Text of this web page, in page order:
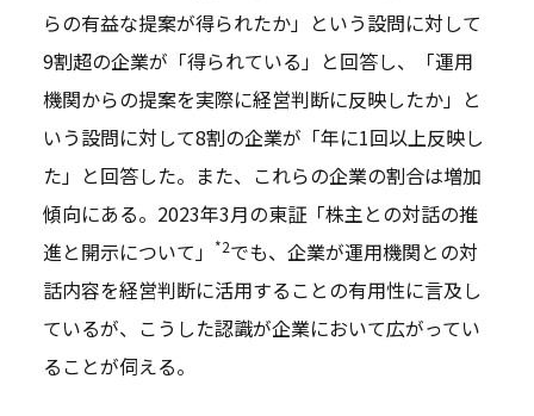
らの有益な提案が得られたか」という設問に対して
9割超の企業が「得られている」と回答し、「運用
機関からの提案を実際に経営判断に反映したか」と
いう設問に対して8割の企業が「年に1回以上反映し
た」と回答した。また、これらの企業の割合は増加
傾向にある。2023年3月の東証「株主との対話の推
進と開示について」
*2でも、企業が運用機関との対
話内容を経営判断に活用することの有用性に言及し
ているが、こうした認識が企業において広がってい
ることが伺える。